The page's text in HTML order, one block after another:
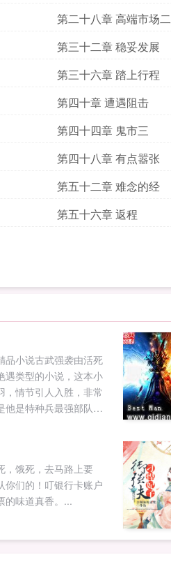
第二十八章 高端市场二
第三十二章 稳妥发展
第三十六章 踏上行程
第四十章 遭遇阻击
第四十四章 鬼市三
第四十八章 有点嚣张
第五十二章 难念的经
第五十六章 返程
品小说古武强袭由活死
遇类型的小说，这本小
，情节引人入胜，非常
他是特种兵最强部队黑
插刀为了亲情，他不
，他立志扫尽强敌！
再起风云...
，饿死，去马路上要
你们的！叮银行卡账户
的味道真香。...